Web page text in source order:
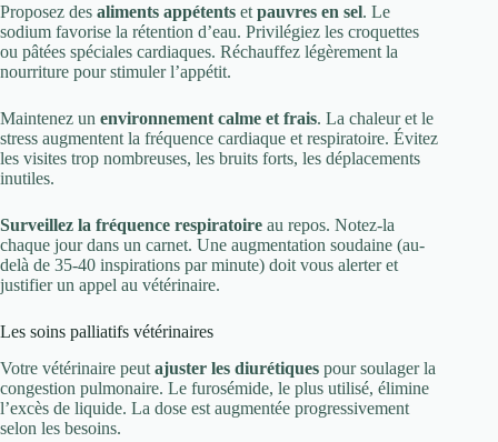
Proposez des aliments appétents et pauvres en sel. Le
sodium favorise la rétention d’eau. Privilégiez les croquettes
ou pâtées spéciales cardiaques. Réchauffez légèrement la
nourriture pour stimuler l’appétit.
Maintenez un environnement calme et frais. La chaleur et le
stress augmentent la fréquence cardiaque et respiratoire. Évitez
les visites trop nombreuses, les bruits forts, les déplacements
inutiles.
Surveillez la fréquence respiratoire au repos. Notez-la
chaque jour dans un carnet. Une augmentation soudaine (au-
delà de 35-40 inspirations par minute) doit vous alerter et
justifier un appel au vétérinaire.
Les soins palliatifs vétérinaires
Votre vétérinaire peut ajuster les diurétiques pour soulager la
congestion pulmonaire. Le furosémide, le plus utilisé, élimine
l’excès de liquide. La dose est augmentée progressivement
selon les besoins.